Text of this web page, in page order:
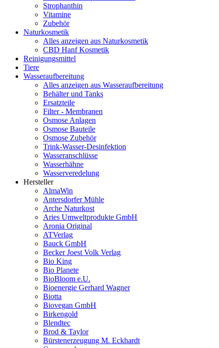
Strophanthin
Vitamine
Zubehör
Naturkosmetik
Alles anzeigen aus Naturkosmetik
CBD Hanf Kosmetik
Reinigungsmittel
Tiere
Wasseraufbereitung
Alles anzeigen aus Wasseraufbereitung
Behälter und Tanks
Ersatzteile
Filter - Membranen
Osmose Anlagen
Osmose Bauteile
Osmose Zubehör
Trink-Wasser-Desinfektion
Wasseranschlüsse
Wasserhähne
Wasserveredelung
Hersteller
AlmaWin
Antersdorfer Mühle
Arche Naturkost
Aries Umweltprodukte GmbH
Aronia Original
ATVerlag
Bauck GmbH
Becker Joest Volk Verlag
Bio King
Bio Planete
BioBloom e.U.
Bioenergie Gerhard Wagner
Biotta
Biovegan GmbH
Birkengold
Blendtec
Brod & Taylor
Bürstenerzeugung M. Eckhardt